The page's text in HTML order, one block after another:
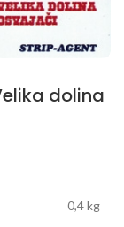
dolina
0,4 kg